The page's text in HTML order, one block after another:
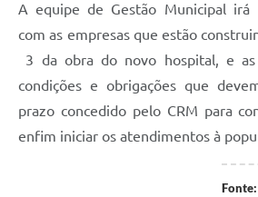
Perguntas e respostas frequentes
A equipe de Gestão Municipal irá
com as empresas que estão
3 da obra do novo hospital, e
condições e obrigações que
prazo concedido pelo CRM para
enfim iniciar os atendimentos à
Fonte: